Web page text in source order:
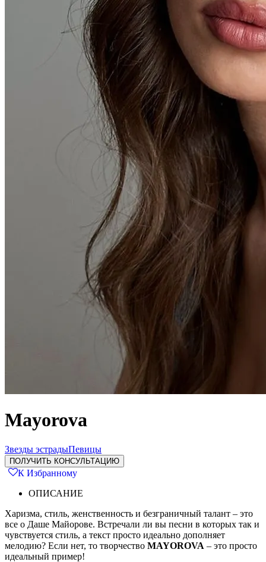
Mayorova
Звезды эстрадыПевицы
ПОЛУЧИТЬ КОНСУЛЬТАЦИЮ
К Избранному
ОПИСАНИЕ
Харизма, стиль, женственность и безграничный талант – это
все о Даше Майорове. Встречали ли вы песни в которых так и
чувствуется стиль, а текст просто идеально дополняет
мелодию? Если нет, то творчество MAYOROVA – это просто
идеальный пример!